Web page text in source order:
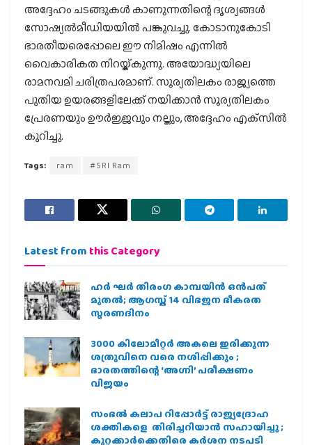
അദ്ദേഹം ചടങ്ങുകള്‍ കാണുന്നതിന്റെ ദൃശ്യങ്ങള്‍
സോഷ്യല്‍മീഡിയയില്‍ പങ്കുവച്ചു. കോടാനുകോടി
ഭാരതീയരെപ്പോലെ ഈ നിമിഷം എന്നില്‍
വൈകാരികത നിറയ്ക്കുന്നു. അയോദ്ധ്യയിലെ
രാമനവമി ചരിത്രപരമാണ്. സൂര്യതിലകം രാജ്യത്തെ
പുതിയ ഉയരങ്ങളിലേക്ക് നയിക്കാന്‍ സൂര്യതിലകം
പ്രേരണയും ഊര്‍ജ്ജവും നല്കും, അദ്ദേഹം എക്‌സില്‍
കുറിച്ചു.
Tags: ram #SRI Ram
Latest from this Category
ഹര്‍ ഘര്‍ തിരംഗ കാമ്പയിന്‍ ഒന്‍പത്
മുതല്‍; ആഗസ്ത് 14 വിഭജന ഭീകരത
സ്മരണദിനം
3000 കിലോമീറ്റർ അകലെ ഇരിക്കുന്ന
ശത്രുവിനെ വരെ നശിപ്പിക്കും ;
ഭാരതത്തിന്റെ ‘അഗ്നി’ പരീക്ഷണം
വിജയം
സംഭൽ കലാപ റിപ്പോർട്ട് രാജ്യദ്രോഹ
ശക്തികളെ തിരിച്ചറിയാൻ സഹായിച്ചു ;
കുറ്റക്കാർക്കെതിരെ കർശന നടപടി